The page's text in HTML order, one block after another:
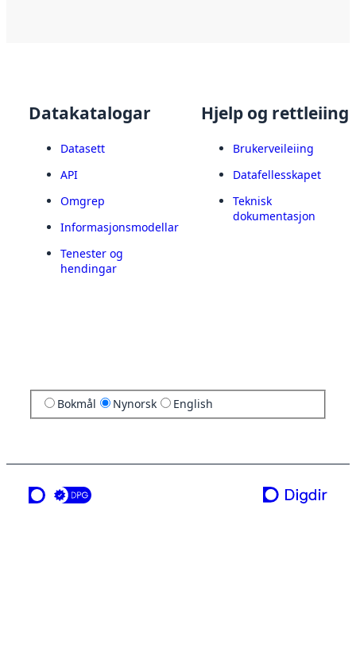
Datakatalogar
Datasett
API
Omgrep
Informasjonsmodellar
Tenester og
hendingar
Hjelp og rettleiing
Brukerveileiing
Datafellesskapet
Teknisk
dokumentasjon
Bokmål Nynorsk English